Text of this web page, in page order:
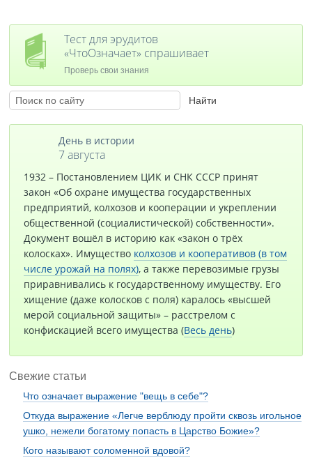
Тест для эрудитов
«ЧтоОзначает» спрашивает
Проверь свои знания
День в истории
7 августа
1932 – Постановлением ЦИК и СНК СССР принят
закон «Об охране имущества государственных
предприятий, колхозов и кооперации и укреплении
общественной (социалистической) собственности».
Документ вошёл в историю как «закон о трёх
колосках». Имущество колхозов и кооперативов (в том
числе урожай на полях), а также перевозимые грузы
приравнивались к государственному имуществу. Его
хищение (даже колосков с поля) каралось «высшей
мерой социальной защиты» – расстрелом с
конфискацией всего имущества (Весь день)
Свежие статьи
Что означает выражение "вещь в себе"?
Откуда выражение «Легче верблюду пройти сквозь игольное
ушко, нежели богатому попасть в Царство Божие»?
Кого называют соломенной вдовой?